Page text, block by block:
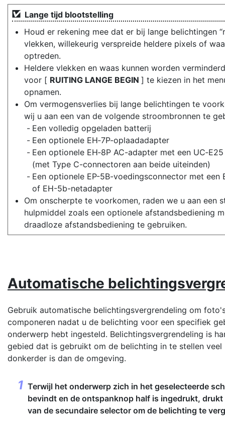
Lange tijd blootstelling
Houd er rekening mee dat er bij lange belichtingen
vlekken, willekeurig verspreide heldere pixels of
optreden.
Heldere vlekken en waas kunnen worden
voor [ RUITING LANGE BEGIN ] te kiezen in het
opnamen.
Om vermogensverlies bij lange belichtingen te
wij u aan een van de volgende stroombronnen te
Een volledig opgeladen batterij
Een optionele EH‑7P-oplaadadapter
Een optionele EH‑8P AC-adapter met een
(met Type C-connectoren aan beide uiteinden)
Een optionele EP-5B-voedingsconnector met een
of EH-5b-netadapter
Om onscherpte te voorkomen, raden we u aan een
hulpmiddel zoals een optionele afstandsbediening
draadloze afstandsbediening te gebruiken.
Automatische
Gebruik automatische belichtingsvergrendeling om
componeren nadat u de belichting voor een specifiek
onderwerp hebt ingesteld. Belichtingsvergrendeling is
gebied dat is gebruikt om de belichting in te stellen veel
donkerder is dan de omgeving.
Terwijl het onderwerp zich in het geselecteerde
bevindt en de ontspanknop half is ingedrukt,
van de secundaire selector om de belichting te